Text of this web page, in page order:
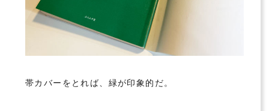
帯カバーをとれば、緑が印象的だ。